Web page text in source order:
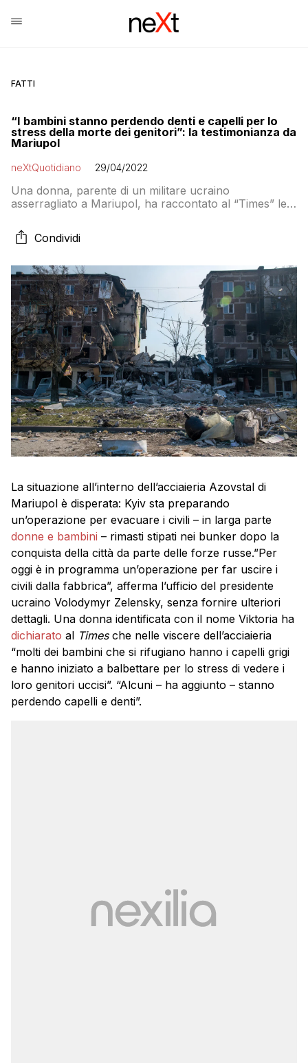
FATTI
“I bambini stanno perdendo denti e capelli per lo
stress della morte dei genitori”: la testimonianza da
Mariupol
neXtQuotidiano 29/04/2022
Una donna, parente di un militare ucraino
asserragliato a Mariupol, ha raccontato al “Times” le
l’acciaieria Azovstal
Condividi
La situazione all’interno dell’acciaieria Azovstal di
Mariupol è disperata: Kyiv sta preparando
un’operazione per evacuare i civili – in larga parte
donne e bambini – rimasti stipati nei bunker dopo la
conquista della città da parte delle forze russe.”Per
oggi è in programma un’operazione per far uscire i
civili dalla fabbrica”, afferma l’ufficio del presidente
ucraino Volodymyr Zelensky, senza fornire ulteriori
dettagli. Una donna identificata con il nome Viktoria ha
dichiarato al Timesche nelle viscere dell’acciaieria
“molti dei bambini che si rifugiano hanno i capelli grigi
e hanno iniziato a balbettare per lo stress di vedere i
loro genitori uccisi”. “Alcuni – ha aggiunto – stanno
perdendo capelli e denti”.